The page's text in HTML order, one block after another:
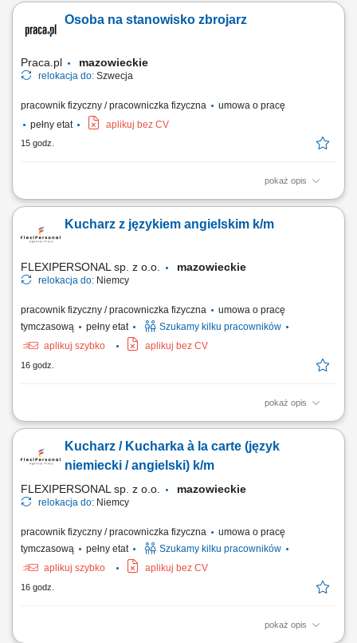
Osoba na stanowisko zbrojarz
Praca.pl mazowieckie
relokacja do: Szwecja
pracownik fizyczny / pracowniczka fizyczna
umowa o pracę
pełny etat
aplikuj bez CV
15 godz.
pokaż opis
Opis stanowiska Tworzenie i montowanie konstrukcji stalowych, zbrojeń
Kucharz z językiem angielskim k/m
FLEXIPERSONAL sp. z o.o. mazowieckie
relokacja do: Niemcy
pracownik fizyczny / pracowniczka fizyczna
umowa o pracę
tymczasową
pełny etat
Szukamy kilku pracowników
aplikuj szybko
aplikuj bez CV
16 godz.
pokaż opis
Opis stanowiska: Przygotowywanie dań à la carte; Dbanie o smak,
zapasów i organizacja pracy; Utrzymanie porządku i standardów
higieny; Czego oczekujemy: Doświadczenia jako kucharz; Znajomości
Kucharz / Kucharka à la carte (język
niemiecki / angielski) k/m
FLEXIPERSONAL sp. z o.o. mazowieckie
relokacja do: Niemcy
pracownik fizyczny / pracowniczka fizyczna
umowa o pracę
tymczasową
pełny etat
Szukamy kilku pracowników
aplikuj szybko
aplikuj bez CV
16 godz.
pokaż opis